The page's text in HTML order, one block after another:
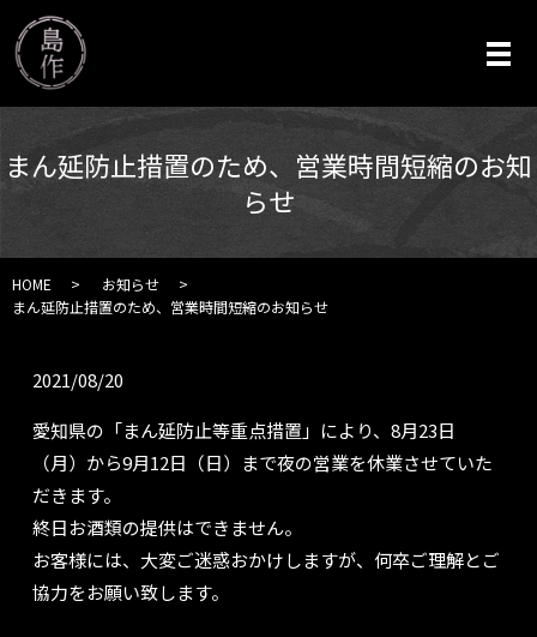
メ
まん延防止措置のため、営業時間短縮のお知
らせ
HOME
お知らせ
まん延防止措置のため、営業時間短縮のお知らせ
2021/08/20
愛知県の「まん延防止等重点措置」により、8月23日
（月）から9月12日（日）まで夜の営業を休業させていた
だきます。
終日お酒類の提供はできません。
お客様には、大変ご迷惑おかけしますが、何卒ご理解とご
協力をお願い致します。